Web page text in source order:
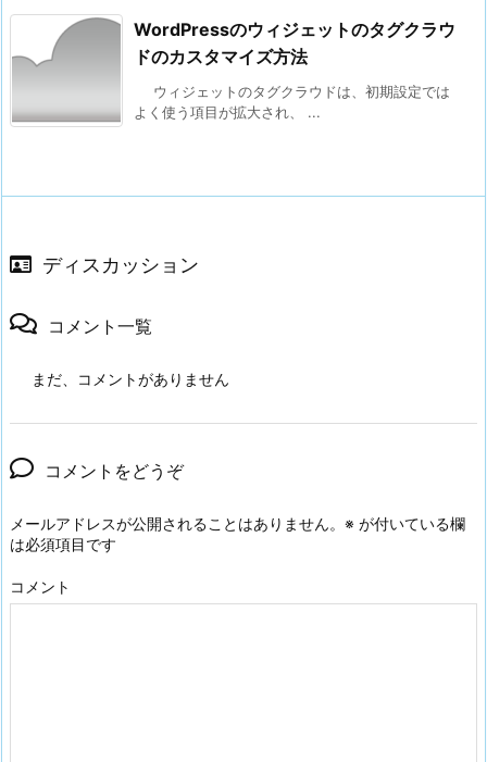
WordPressのウィジェットのタグクラウ
ドのカスタマイズ方法
ウィジェットのタグクラウドは、初期設定では
よく使う項目が拡大され、 ...
ディスカッション
コメント一覧
まだ、コメントがありません
コメントをどうぞ
メールアドレスが公開されることはありません。 ※ が付いている欄
は必須項目です
コメント